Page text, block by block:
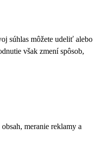
súhlas môžete udeliť alebo
však zmení spôsob,
meranie reklamy a